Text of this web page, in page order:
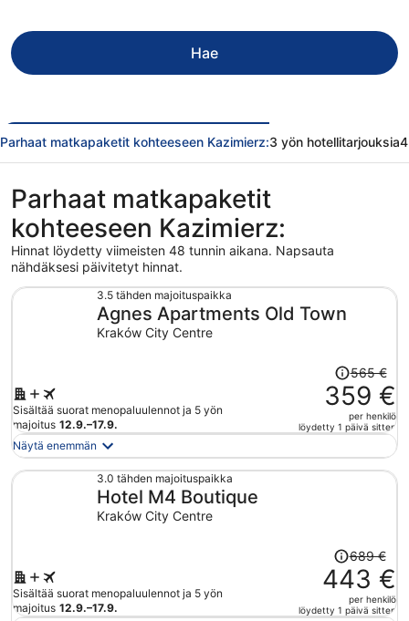
Hae
Parhaat matkapaketit kohteeseen Kazimierz:3 yön hotellitarjouksia
Parhaat matkapaketit
kohteeseen Kazimierz:
Hinnat löydetty viimeisten 48 tunnin aikana. Napsauta
nähdäksesi päivitetyt hinnat.
3.5 tähden majoituspaikka
Agnes Apartments Old Town
Kraków City Centre
Sisältää suorat menopaluulennot ja 5 yön
majoitus 12.9.–17.9.
Hinta
oli
565 €,
hinta
nyt
565 €
359 €
per henkilö
löydetty 1 päivä sitten
Näytä enemmän
3.0 tähden majoituspaikka
Hotel M4 Boutique
Kraków City Centre
Sisältää suorat menopaluulennot ja 5 yön
majoitus 12.9.–17.9.
Hinta
oli
689 €,
hinta
689 €
443 €
per henkilö
löydetty 1 päivä sitten